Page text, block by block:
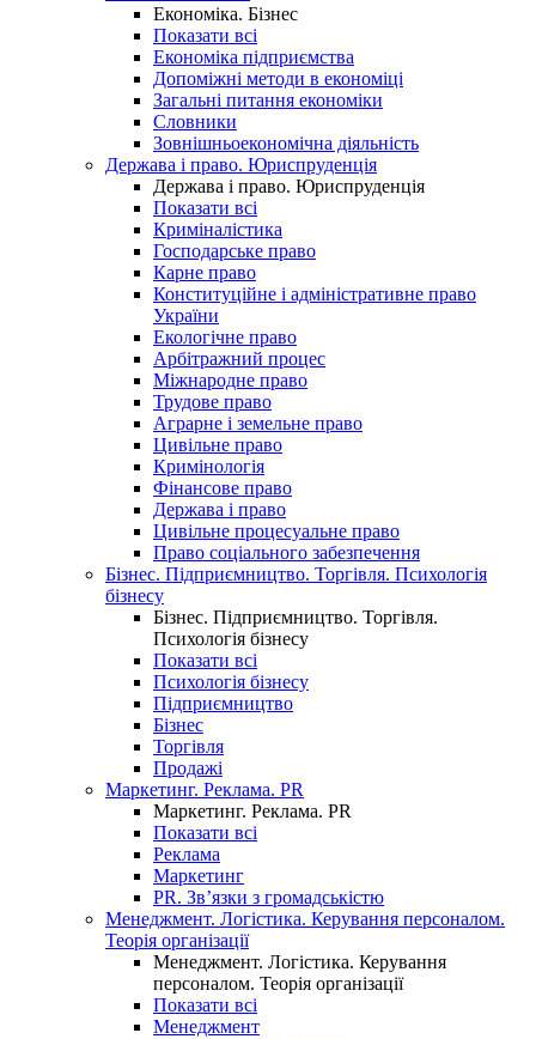
Економіка. Бізнес
Показати всі
Економіка підприємства
Допоміжні методи в економіці
Загальні питання економіки
Словники
Зовнішньоекономічна діяльність
Держава і право. Юриспруденція
Держава і право. Юриспруденція
Показати всі
Криміналістика
Господарське право
Карне право
Конституційне і адміністративне право
України
Екологічне право
Арбітражний процес
Міжнародне право
Трудове право
Аграрне і земельне право
Цивільне право
Кримінологія
Фінансове право
Держава і право
Цивільне процесуальне право
Право соціального забезпечення
Бізнес. Підприємництво. Торгівля. Психологія
бізнесу
Бізнес. Підприємництво. Торгівля.
Психологія бізнесу
Показати всі
Психологія бізнесу
Підприємництво
Бізнес
Торгівля
Продажі
Маркетинг. Реклама. PR
Маркетинг. Реклама. PR
Показати всі
Реклама
Маркетинг
PR. Зв’язки з громадськістю
Менеджмент. Логістика. Керування персоналом.
Теорія організації
Менеджмент. Логістика. Керування
персоналом. Теорія організації
Показати всі
Менеджмент